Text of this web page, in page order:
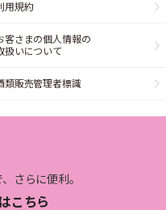
用規約
客さまの個人情報の
扱いについて
類販売管理者標識
さらに便利。
こちら